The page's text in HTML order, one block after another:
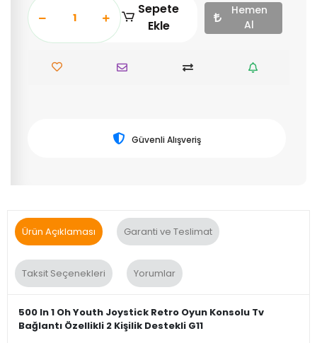
Sepete
Ekle
Hemen
Al
Güvenli Alışveriş
Ürün Açıklaması Garanti ve Teslimat
Taksit Seçenekleri Yorumlar
500 In 1 Oh Youth Joystick Retro Oyun Konsolu Tv
Bağlantı Özellikli 2 Kişilik Destekli G11